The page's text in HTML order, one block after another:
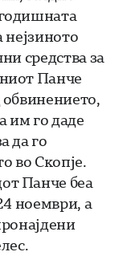
средства за
Панче
им го даде
да го
во Скопје.
Панче беа
ноември, а